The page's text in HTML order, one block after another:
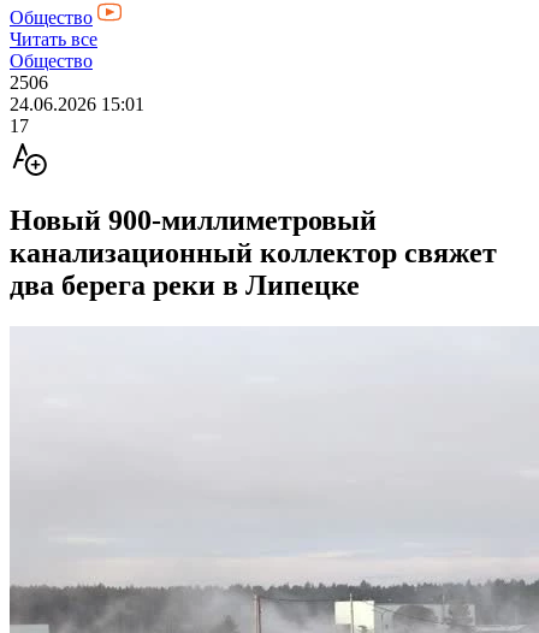
Общество
Читать все
Общество
2506
24.06.2026 15:01
17
Новый 900-миллиметровый
канализационный коллектор свяжет
два берега реки в Липецке